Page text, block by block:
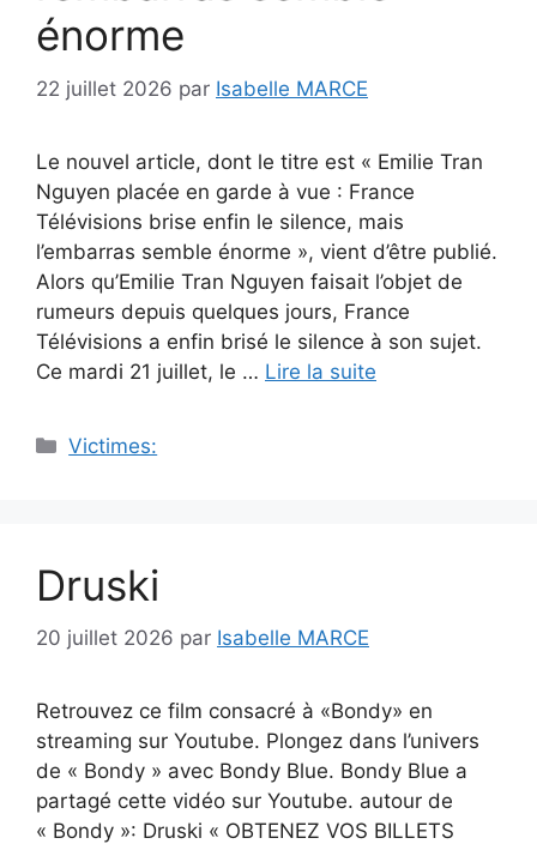
énorme
22 juillet 2026 par Isabelle MARCE
Le nouvel article, dont le titre est « Emilie Tran
Nguyen placée en garde à vue : France
Télévisions brise enfin le silence, mais
l’embarras semble énorme », vient d’être publié.
Alors qu’Emilie Tran Nguyen faisait l’objet de
rumeurs depuis quelques jours, France
Télévisions a enfin brisé le silence à son sujet.
Ce mardi 21 juillet, le … Lire la suite
Catégories
Victimes:
Druski
20 juillet 2026 par Isabelle MARCE
Retrouvez ce film consacré à «Bondy» en
streaming sur Youtube. Plongez dans l’univers
de « Bondy » avec Bondy Blue. Bondy Blue a
partagé cette vidéo sur Youtube. autour de
« Bondy »: Druski « OBTENEZ VOS BILLETS